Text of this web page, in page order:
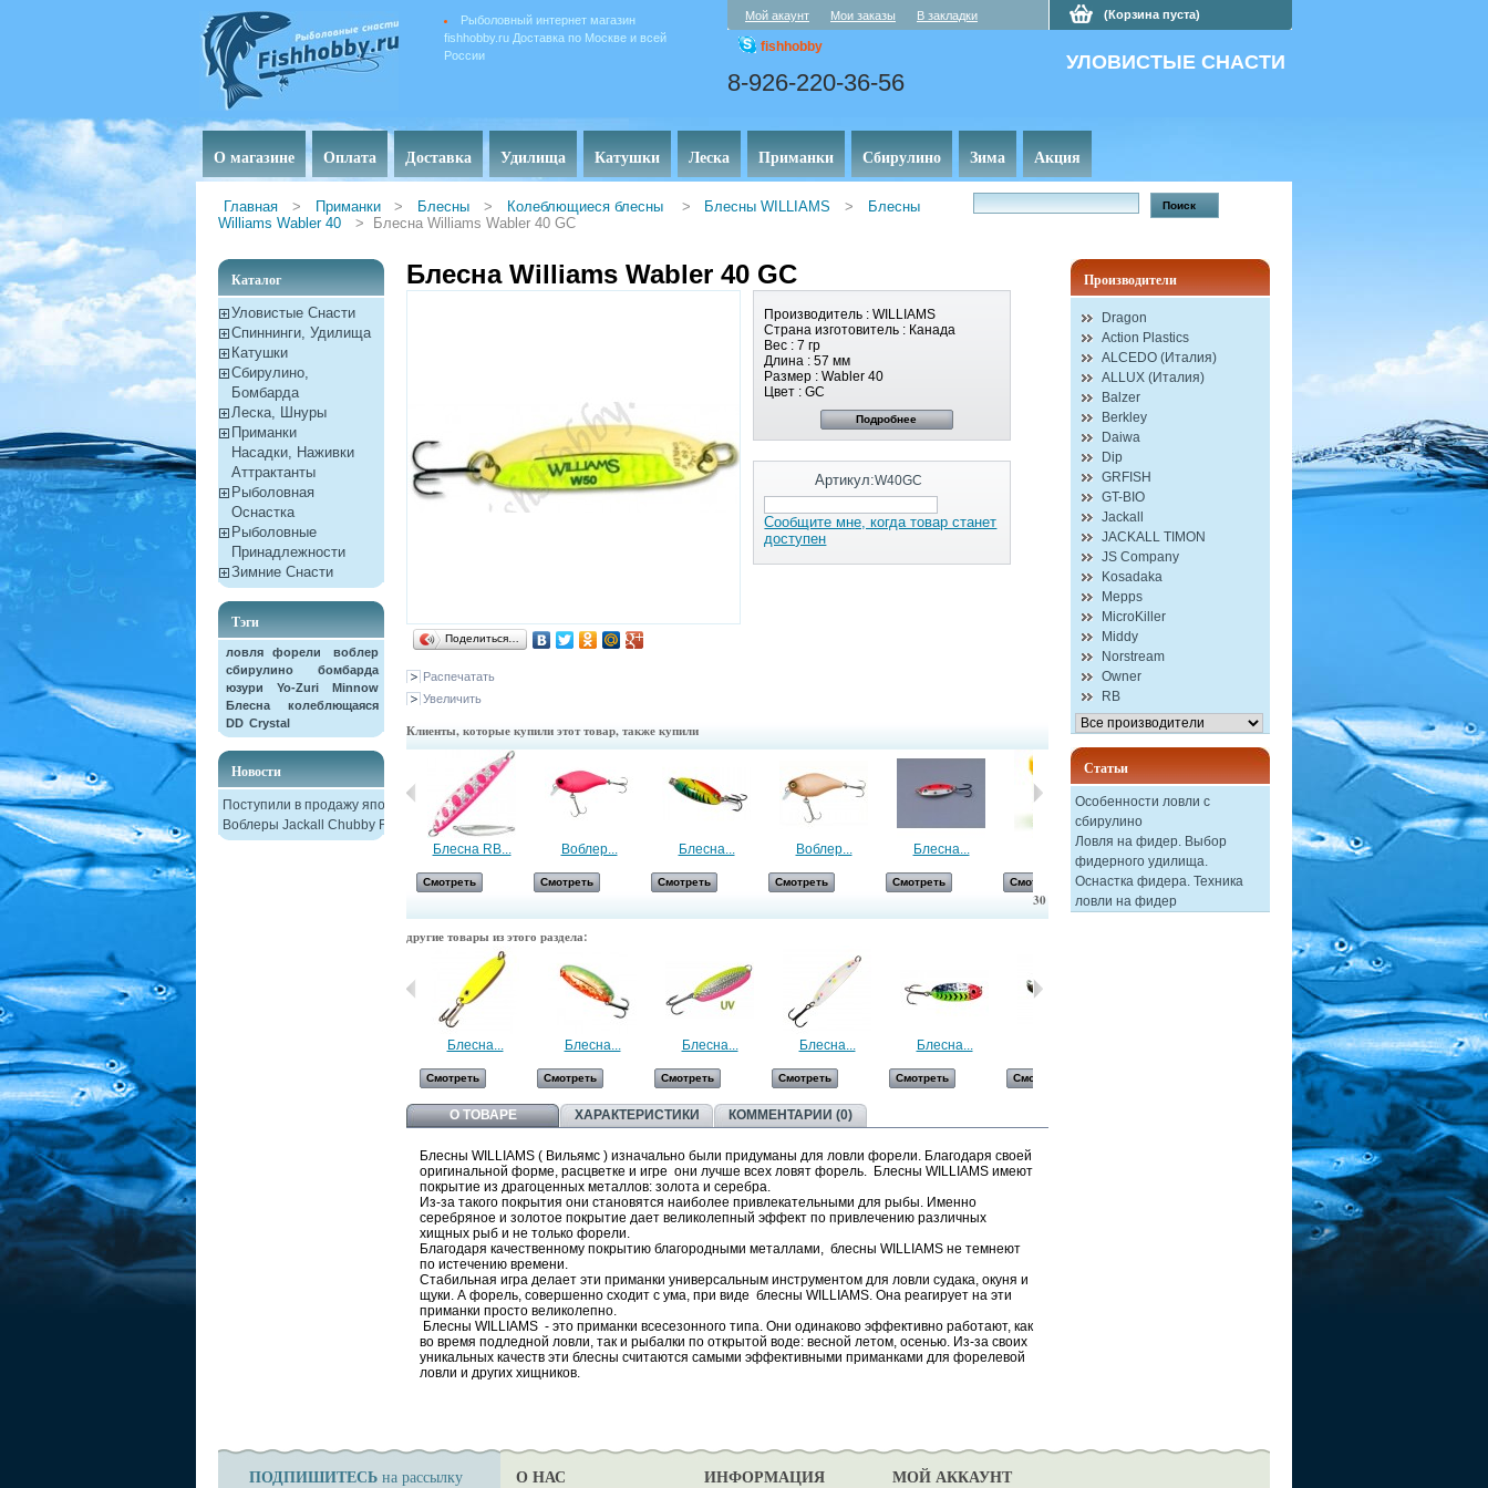
Рыболовный интернет магазин
fishhobby.ru Доставка по Москве и всей
России
Мой акаунт Мои заказы В закладки
fishhobby
8-926-220-36-56
(Корзина пуста)
УЛОВИСТЫЕ СНАСТИ
О магазине Оплата Доставка Удилища Катушки Леска Приманки Сбирулино Зима Акция
Главная > Приманки > Блесны > Колеблющиеся блесны > Блесны WILLIAMS >
Блесны
Williams Wabler 40
> Блесна Williams Wabler 40 GC
Каталог
Уловистые Снасти
Спиннинги, Удилища
Катушки
Сбирулино,
Бомбарда
Леска, Шнуры
Приманки
Насадки, Наживки
Aттрактанты
Рыболовная
Оснастка
Рыболовные
Принадлежности
Зимние Снасти
Тэги
ловля форели
воблер
сбирулино
бомбарда
юзури
Yo-Zuri
Minnow
Блесна колеблющаяся
DD Crystal
Новости
Поступили в продажу японские
Воблеры Jackall Chubby F38
Блесна Williams Wabler 40 GC
Поделиться…
Распечатать
Увеличить
Производитель :WILLIAMS
Страна изготовитель :Канада
Вес :7 гр
Длина :57 мм
Размер :Wabler 40
Цвет : GC
Подробнее
Артикул:W40GC
Сообщите мне, когда товар станет
доступен
Клиенты, которые купили этот товар, также купили
Блесна RB...
Смотреть
Воблер...
Смотреть
Блесна...
Смотреть
Воблер...
Смотреть
Блесна...
Смотреть
Паста...
Смотреть
Блесна...
Смотреть
Удочка... Форелевая...
30
другие товары из этого раздела:
Блесна...
Смотреть
Блесна...
Смотреть
Блесна...
Смотреть
Блесна...
Смотреть
Блесна...
Смотреть Смотреть
Блесна...
Смотреть
Блесна...
Смотреть
О ТОВАРЕ ХАРАКТЕРИСТИКИ КОММЕНТАРИИ (0)
Блесны WILLIAMS ( Вильямс ) изначально были придуманы для ловли форели. Благодаря своей
оригинальной форме, расцветке и игре они лучше всех ловят форель. Блесны WILLIAMS имеют
покрытие из драгоценных металлов: золота и серебра.
Из-за такого покрытия они становятся наиболее привлекательными для рыбы. Именно
серебряное и золотое покрытие дает великолепный эффект по привлечению различных
хищных рыб и не только форели.
Благодаря качественному покрытию благородными металлами, блесны WILLIAMS не темнеют
по истечению времени.
Стабильная игра делает эти приманки универсальным инструментом для ловли судака, окуня и
щуки. А форель, совершенно сходит с ума, при виде блесны WILLIAMS. Она реагирует на эти
приманки просто великолепно.
Блесны WILLIAMS - это приманки всесезонного типа. Они одинаково эффективно работают, как
во время подледной ловли, так и рыбалки по открытой воде: весной летом, осенью. Из-за своих
уникальных качеств эти блесны считаются самыми эффективными приманками для форелевой
ловли и других хищников.
Производители
Dragon
Action Plastics
ALCEDO (Италия)
ALLUX (Италия)
Balzer
Berkley
Daiwa
Dip
GRFISH
GT-BIO
Jackall
JACKALL TIMON
JS Company
Kosadaka
Mepps
MicroKiller
Middy
Norstream
Owner
RB
Статьи
Особенности ловли с
сбирулино
Ловля на фидер. Выбор
фидерного удилища.
Оснастка фидера. Техника
ловли на фидер
ПОДПИШИТЕСЬ на рассылку О НАС ИНФОРМАЦИЯ МОЙ АККАУНТ